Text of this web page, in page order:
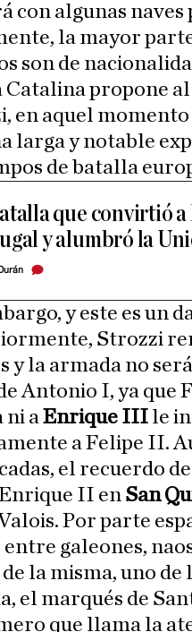
con algunas naves
la mayor
son de
Catalina propone
en aquel
larga y notable
de batalla
que convirtió
y alumbró la
y este es un
Strozzi
y la armada no
Antonio I, ya que
ni aEnrique III le
a Felipe II.
el recuerdo
II en San
Por parte
galeones,
la misma, uno
el marqués de
que llama la